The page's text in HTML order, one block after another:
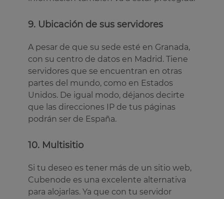
9. Ubicación de sus servidores
A pesar de que su sede esté en Granada,
con su centro de datos en Madrid. Tiene
servidores que se encuentran en otras
partes del mundo, como en Estados
Unidos. De igual modo, déjanos decirte
que las direcciones IP de tus páginas
podrán ser de España.
10. Multisitio
Si tu deseo es tener más de un sitio web,
Cubenode es una excelente alternativa
para alojarlas. Ya que con tu servidor